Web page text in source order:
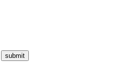
submit